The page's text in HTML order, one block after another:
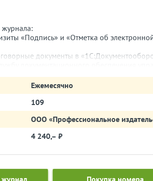
журнала:
«Подпись» и «Отметка об
документы в
в арбитражный суд;
аудиовизуальных документов.
Ежемесячно
109
ООО «Профессиональное
4 240,– ⃏